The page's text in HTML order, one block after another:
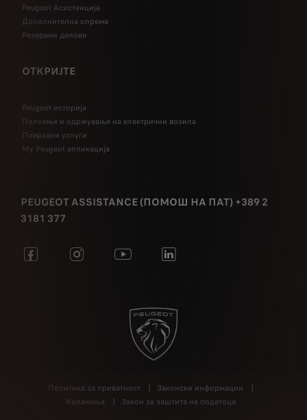
Peugeot Асистенција
Дополнителна опрема
Резервни делови
ОТКРИЈТЕ
Peugeot историја
Полнење и одржување на електрични возила
Поврзани услуги
My Peugeot апликација
PEUGEOT ASSISTANCE (ПОМОШ НА ПАТ) +389 2
3181 377
Политика за приватност
Законски информации
Колачиња
Закон за заштита на податоци